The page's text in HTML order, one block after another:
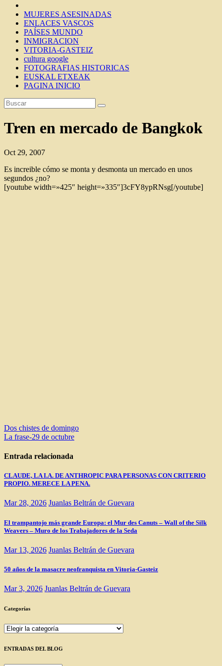
MUJERES ASESINADAS
ENLACES VASCOS
PAÍSES MUNDO
INMIGRACION
VITORIA-GASTEIZ
cultura google
FOTOGRAFIAS HISTORICAS
EUSKAL ETXEAK
PAGINA INICIO
Tren en mercado de Bangkok
Oct 29, 2007
Es increible cómo se monta y desmonta un mercado en unos
segundos ¿no?
[youtube width=»425″ height=»335″]3cFY8ypRNsg[/youtube]
Navegación
de
entradas
Dos chistes de domingo
La frase-29 de octubre
Entrada relacionada
CLAUDE, LA I.A. DE ANTHROPIC PARA PERSONAS CON CRITERIO
PROPIO. MERECE LA PENA.
Mar 28, 2026 Juanlas Beltrán de Guevara
El trampantojo más grande Europa: el Mur des Canuts – Wall of the Silk
Weavers – Muro de los Trabajadores de la Seda
Mar 13, 2026 Juanlas Beltrán de Guevara
50 años de la masacre neofranquista en Vitoria-Gasteiz
Mar 3, 2026 Juanlas Beltrán de Guevara
Categorías
Categorías
ENTRADAS DEL BLOG